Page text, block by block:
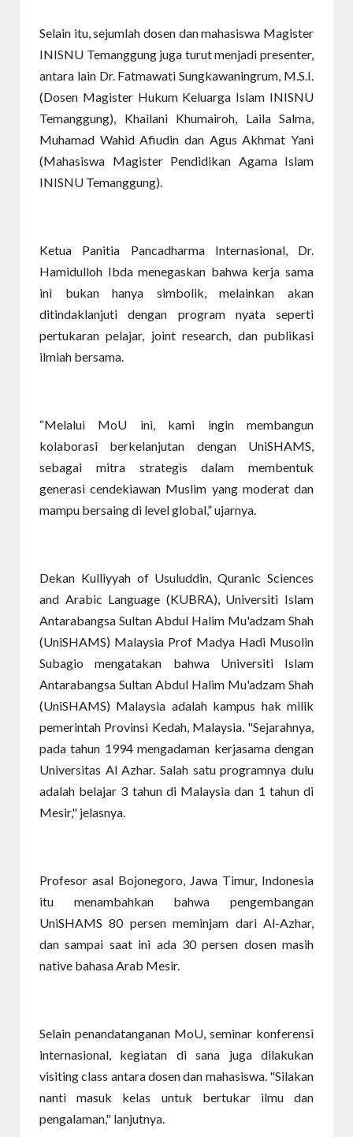
Selain itu, sejumlah dosen dan mahasiswa Magister
INISNU Temanggung juga turut menjadi presenter,
antara lain Dr. Fatmawati Sungkawaningrum, M.S.I.
(Dosen Magister Hukum Keluarga Islam INISNU
Temanggung), Khailani Khumairoh, Laila Salma,
Muhamad Wahid Afiudin dan Agus Akhmat Yani
(Mahasiswa Magister Pendidikan Agama Islam
INISNU Temanggung).
Ketua Panitia Pancadharma Internasional, Dr.
Hamidulloh Ibda menegaskan bahwa kerja sama
ini bukan hanya simbolik, melainkan akan
ditindaklanjuti dengan program nyata seperti
pertukaran pelajar, joint research, dan publikasi
ilmiah bersama.
“Melalui MoU ini, kami ingin membangun
kolaborasi berkelanjutan dengan UniSHAMS,
sebagai mitra strategis dalam membentuk
generasi cendekiawan Muslim yang moderat dan
mampu bersaing di level global,” ujarnya.
Dekan Kulliyyah of Usuluddin, Quranic Sciences
and Arabic Language (KUBRA), Universiti Islam
Antarabangsa Sultan Abdul Halim Mu'adzam Shah
(UniSHAMS) Malaysia Prof Madya Hadi Musolin
Subagio mengatakan bahwa Universiti Islam
Antarabangsa Sultan Abdul Halim Mu'adzam Shah
(UniSHAMS) Malaysia adalah kampus hak milik
pemerintah Provinsi Kedah, Malaysia. "Sejarahnya,
pada tahun 1994 mengadaman kerjasama dengan
Universitas Al Azhar. Salah satu programnya dulu
adalah belajar 3 tahun di Malaysia dan 1 tahun di
Mesir," jelasnya.
Profesor asal Bojonegoro, Jawa Timur, Indonesia
itu menambahkan bahwa pengembangan
UniSHAMS 80 persen meminjam dari Al-Azhar,
dan sampai saat ini ada 30 persen dosen masih
native bahasa Arab Mesir.
Selain penandatanganan MoU, seminar konferensi
internasional, kegiatan di sana juga dilakukan
visiting class antara dosen dan mahasiswa. "Silakan
nanti masuk kelas untuk bertukar ilmu dan
pengalaman," lanjutnya.